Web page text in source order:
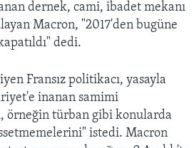
dernek, cami, ibadet mekanı
Macron, "2017'den bugüne
dedi.
Fransız politikacı, yasayla
inanan samimi
örneğin türban gibi konularda
istedi. Macron